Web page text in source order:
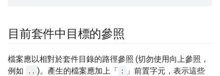
目前套件中目標的參照
檔案應以相對於套件目錄的路徑參照 (切勿使用向上參照，
例如
.. )。產生的檔案應加上「 :
」前置字元，表示這些